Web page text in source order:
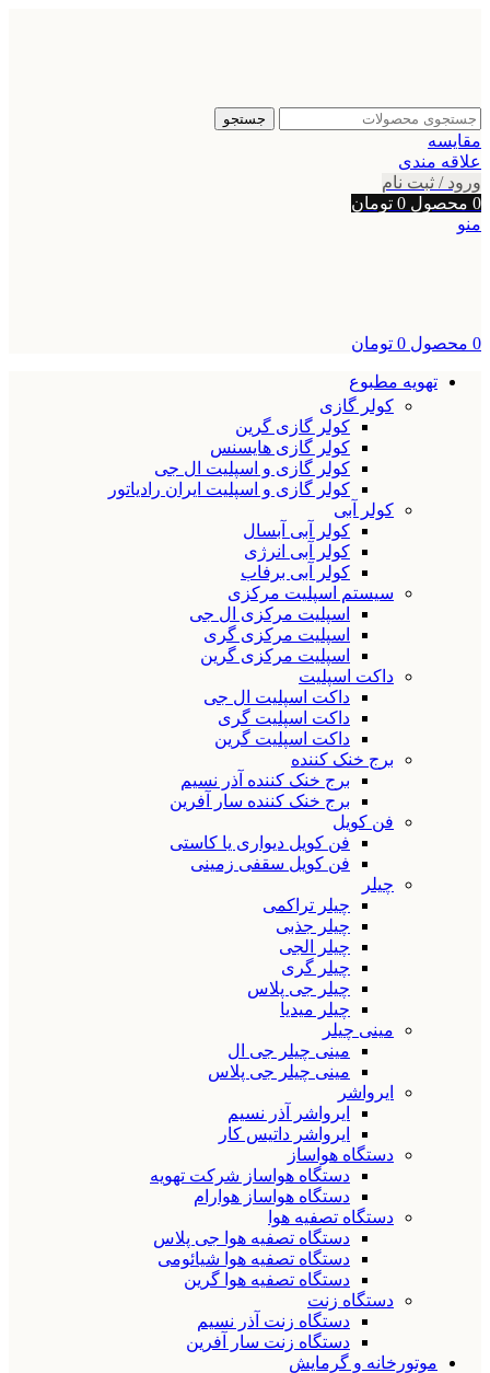
جستجو
مقایسه
علاقه مندی
ورود / ثبت نام
0 محصول 0 تومان
منو
0 محصول 0 تومان
تهویه مطبوع
کولر گازی
کولر گازی گرین
کولر گازی هایسنس
کولر گازی و اسپلیت ال جی
کولر گازی و اسپلیت ایران رادیاتور
کولر آبی
کولر آبی آبسال
کولر آبی انرژی
کولر آبی برفاب
سیستم اسپلیت مرکزی
اسپلیت مرکزی ال جی
اسپلیت مرکزی گری
اسپلیت مرکزی گرین
داکت اسپلیت
داکت اسپلیت ال جی
داکت اسپلیت گری
داکت اسپلیت گرین
برج خنک کننده
برج خنک کننده آذر نسیم
برج خنک کننده سار آفرین
فن کویل
فن کویل دیواری یا کاستی
فن کویل سقفی زمینی
چیلر
چیلر تراکمی
چیلر جذبی
چیلر الجی
چیلر گری
چیلر جی پلاس
چیلر میدیا
مینی چیلر
مینی چیلر جی ال
مینی چیلر جی پلاس
ایرواشر
ایرواشر آذر نسیم
ایرواشر داتیس کار
دستگاه هواساز
دستگاه هواساز شرکت تهویه
دستگاه هواساز هوارام
دستگاه تصفیه هوا
دستگاه تصفیه هوا جی پلاس
دستگاه تصفیه هوا شیائومی
دستگاه تصفیه هوا گرین
دستگاه زنت
دستگاه زنت آذر نسیم
دستگاه زنت سار آفرین
موتورخانه و گرمایش